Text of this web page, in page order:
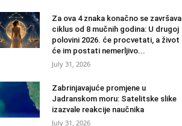
Za ova 4 znaka konačno se završava
ciklus od 8 mučnih godina: U drugoj
polovini 2026. će procvetati, a život
će im postati nemerljivo...
July 31, 2026
Zabrinjavajuće promjene u
Jadranskom moru: Satelitske slike
izazvale reakcije naučnika
July 31, 2026